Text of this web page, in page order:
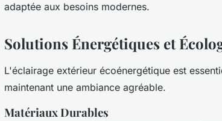
adaptée aux besoins modernes.
Solutions Énergétiques et
L'éclairage extérieur écoénergétique est
maintenant une ambiance agréable.
Matériaux Durables